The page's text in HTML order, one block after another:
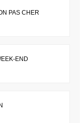
PAS CHER
END